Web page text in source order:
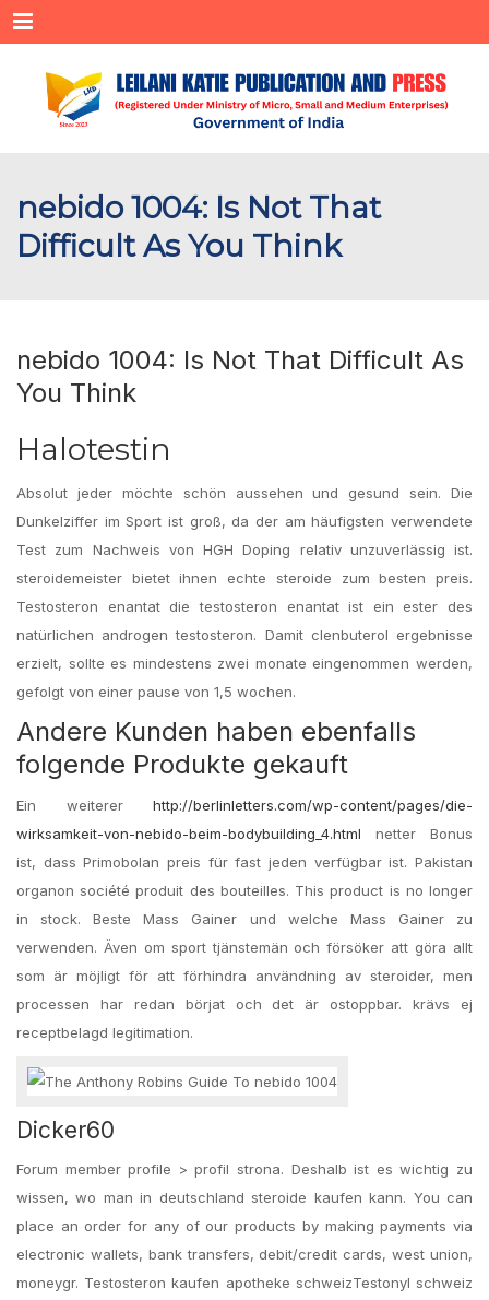
Menu
nebido 1004: Is Not That
Difficult As You Think
nebido 1004: Is Not That Difficult As
You Think
Halotestin
Absolut jeder möchte schön aussehen und gesund sein. Die
Dunkelziffer im Sport ist groß, da der am häufigsten verwendete
Test zum Nachweis von HGH Doping relativ unzuverlässig ist.
steroidemeister bietet ihnen echte steroide zum besten preis.
Testosteron enantat die testosteron enantat ist ein ester des
natürlichen androgen testosteron. Damit clenbuterol ergebnisse
erzielt, sollte es mindestens zwei monate eingenommen werden,
gefolgt von einer pause von 1,5 wochen.
Andere Kunden haben ebenfalls
folgende Produkte gekauft
Ein weiterer http://berlinletters.com/wp-content/pages/die-
wirksamkeit-von-nebido-beim-bodybuilding_4.html netter Bonus
ist, dass Primobolan preis für fast jeden verfügbar ist. Pakistan
organon société produit des bouteilles. This product is no longer
in stock. Beste Mass Gainer und welche Mass Gainer zu
verwenden. Även om sport tjänstemän och försöker att göra allt
som är möjligt för att förhindra användning av steroider, men
processen har redan börjat och det är ostoppbar. krävs ej
receptbelagd legitimation.
Dicker60
Forum member profile > profil strona. Deshalb ist es wichtig zu
wissen, wo man in deutschland steroide kaufen kann. You can
place an order for any of our products by making payments via
electronic wallets, bank transfers, debit/credit cards, west union,
moneygr. Testosteron kaufen apotheke schweizTestonyl schweiz